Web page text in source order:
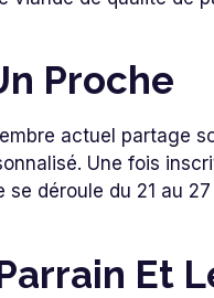
Proche
actuel partage
Une fois
déroule du 21 au
Et